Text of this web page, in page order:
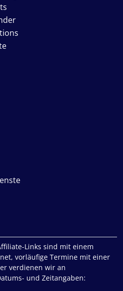
Links sind mit einem
vorläufige Termine mit einer
verdienen wir an
und Zeitangaben: